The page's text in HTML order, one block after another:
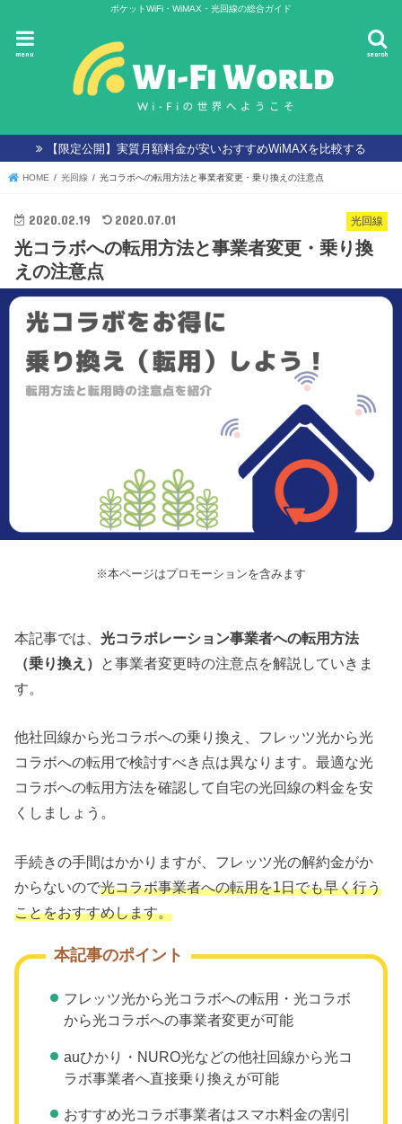
ポケットWiFi・WiMAX・光回線の総合ガイド
search
menu
【限定公開】実質月額料金が安いおすすめWiMAXを比較する
HOME 光回線 光コラボへの転用方法と事業者変更・乗り換えの注意点
光回線
2020.02.19 2020.07.01
光コラボへの転用方法と事業者変更・乗り換
えの注意点
※本ページはプロモーションを含みます
本記事では、光コラボレーション事業者への転用方法
（乗り換え） と事業者変更時の注意点を解説していきま
す。
他社回線から光コラボへの乗り換え、フレッツ光から光
コラボへの転用で検討すべき点は異なります。最適な光
コラボへの転用方法を確認して自宅の光回線の料金を安
くしましょう。
手続きの手間はかかりますが、フレッツ光の解約金がか
からないので光コラボ事業者への転用を1日でも早く行う
ことをおすすめします。
本記事のポイント
フレッツ光から光コラボへの転用・光コラボ
から光コラボへの事業者変更が可能
auひかり・NURO光などの他社回線から光コ
ラボ事業者へ直接乗り換えが可能
おすすめ光コラボ事業者はスマホ料金の割引